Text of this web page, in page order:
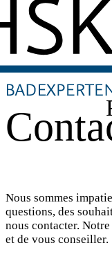
Nous sommes
questions, des
nous contacter.
et de vous conseiller.